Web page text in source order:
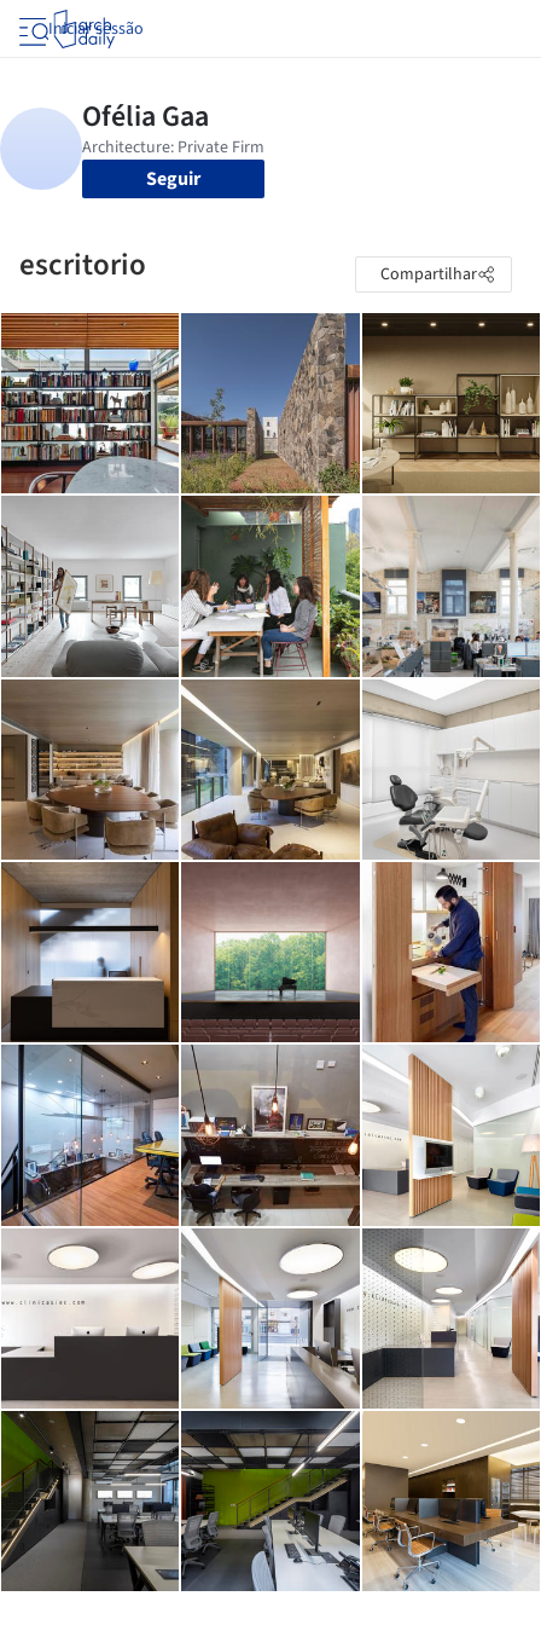
Iniciar sessão
Seguir
escritorio Compartilhar